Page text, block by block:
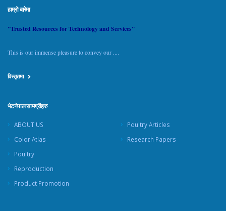
हाम्रो बारेमा
"Trusted Resources for Technology and Services"
This is our immense pleasure to convey our ....
विस्तृतमा
भेटनेपाल सामग्रीहरु
ABOUT US
Color Atlas
Poultry
Reproduction
Product Promotion
Poultry Articles
Research Papers